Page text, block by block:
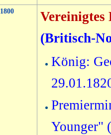
1800
(Britisch-
König:
Younger"